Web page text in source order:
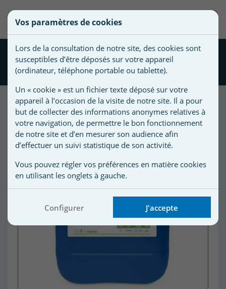
TOP MULTIFONCTION CTX
113 20L
Créer une nouvelle liste
une
liste
Nom de
d'envies
Vous
devez
être
connecté
pour
ajouter
des
produits
à
votre
liste
Vos paramètres de cookies
Lors de la consultation de notre site, des cookies sont
susceptibles d’être déposés sur votre appareil
(ordinateur, téléphone portable ou tablette).
Un « cookie » est un fichier texte déposé sur votre
appareil à l’occasion de la visite de notre site. Il a pour
but de collecter des informations anonymes relatives à
votre navigation, de permettre le bon fonctionnement
de notre site et d’en mesurer son audience afin
d’effectuer un suivi statistique de son activité.
Vous pouvez régler vos préférences en matière cookies
en utilisant les onglets à gauche.
Configurer J'accepte